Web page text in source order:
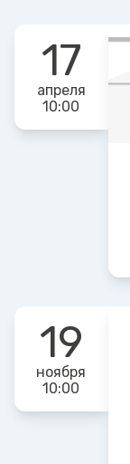
17
апреля
10:00
19
ноября
10:00